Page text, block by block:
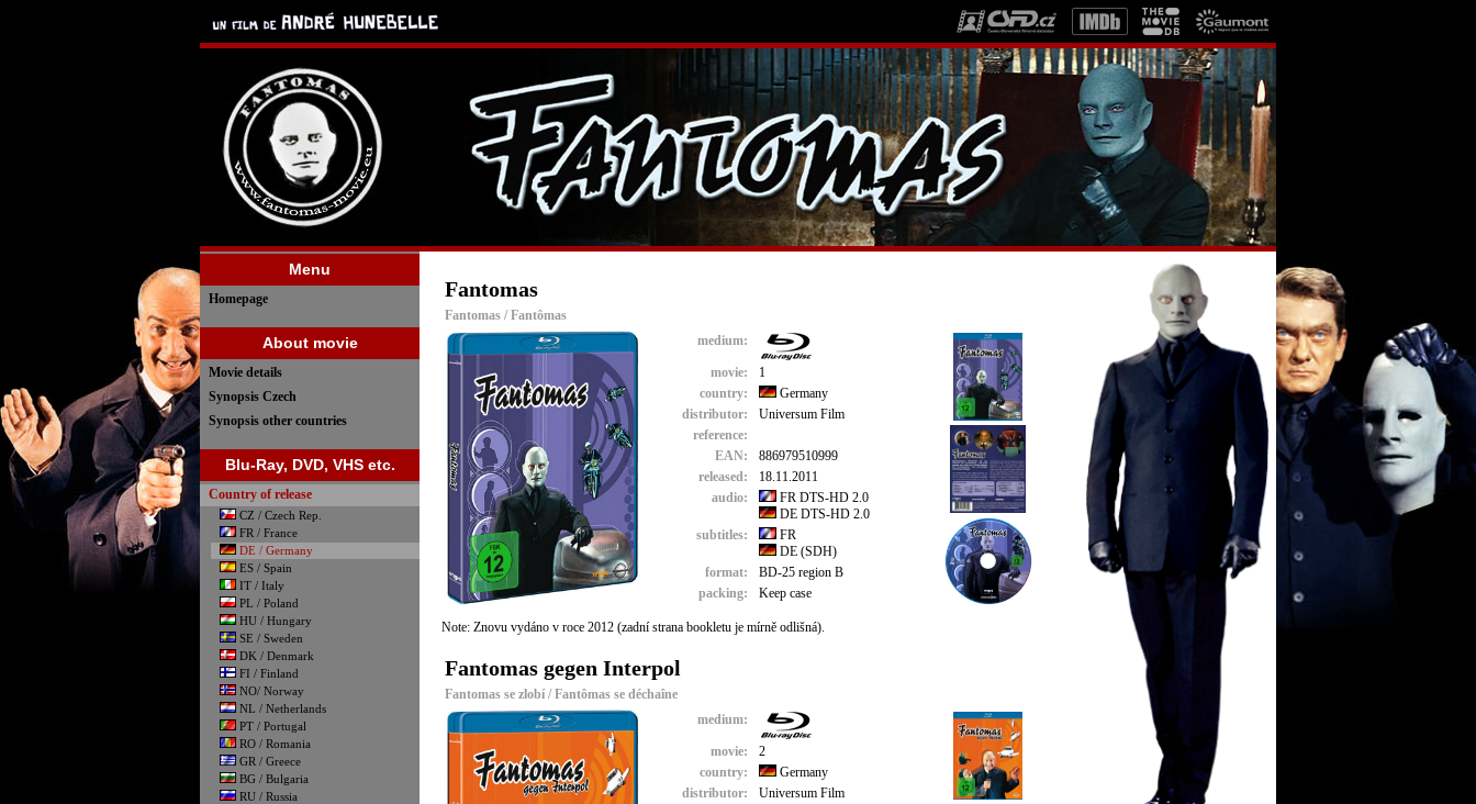
Menu
Homepage
About movie
Movie details
Synopsis Czech
Synopsis other countries
Blu-Ray, DVD, VHS etc.
Country of release
CZ / Czech Rep.
FR / France
DE / Germany
ES / Spain
IT / Italy
PL / Poland
HU / Hungary
SE / Sweden
DK / Denmark
FI / Finland
NO/ Norway
NL / Netherlands
PT / Portugal
RO / Romania
GR / Greece
BG / Bulgaria
RU / Russia
Fantomas
Fantomas / Fantômas
medium:
movie:
1
country:
Germany
distributor:
Universum Film
reference:
EAN:
886979510999
released:
18.11.2011
audio:
FR DTS-HD 2.0
DE DTS-HD 2.0
subtitles:
FR
DE (SDH)
format:
BD-25 region B
packing:
Keep case
Note: Znovu vydáno v roce 2012 (zadní strana bookletu je mírně odlišná).
Fantomas gegen Interpol
Fantomas se zlobí / Fantômas se déchaîne
medium:
movie:
2
country:
Germany
distributor:
Universum Film